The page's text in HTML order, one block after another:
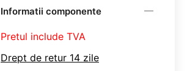
Informatii componente
Pretul include TVA
Drept de retur 14 zile